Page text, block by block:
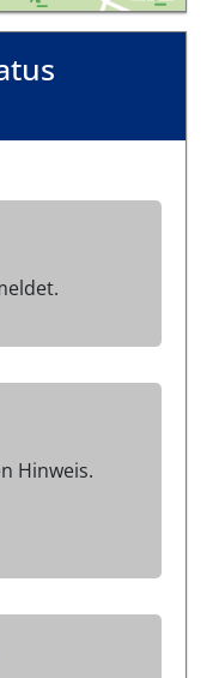
Hinweis.